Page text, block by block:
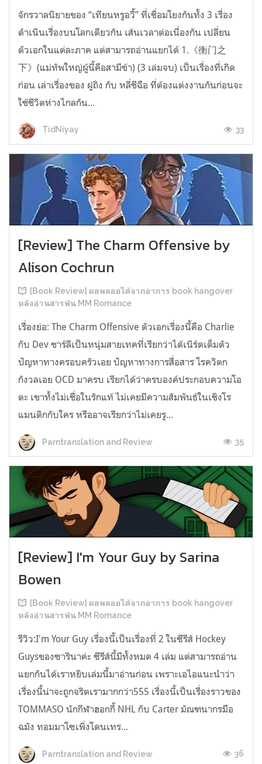
จักรวาลนิยายของ “เทียนหรูอวี้” ที่เชื่อมโยงกันทั้ง 3 เรื่อง
ดำเนินเรื่องบนโลกเดียวกัน เส้นเวลาต่อเนื่องกัน เปลี่ยน
ตัวเอกในแต่ละภาค แต่สามารถอ่านแยกได้ 1.《衡门之
下》(แม่ทัพใหญ่ผู้นี้คือสามีข้า) (3 เล่มจบ) เป็นเรื่องที่เกิด
ก่อน เล่าเรื่องของ ฝูถิง กับ หลี่ชีฉือ ที่ต้องแต่งงานกันก่อนจะ
ใช้ชีวิตห่างไกลกัน...
TidNiyay 33
[Review] The Charm Offensive by
Alison Cochrun
[Book Review] ผลพลอยได้จากอาการ book hangover
หลังอ่านสารพัน MM Romance
เรื่องย่อ: The Charm Offensive ตัวเอกเรื่องนี้คือ Charlie
กับ Dev ชาร์ลีเป็นหนุ่มสายเทคที่เรียกว่าได้เนิร์ดเต็มตัว
ปัญหาทางครอบครัวเอย ปัญหาทางการสื่อสาร โรควิตก
กังวลเอย OCD มาครบ เรียกได้ว่าครบองค์ประกอบความโอ
ตะ เขาทั้งไม่เชื่อในรักแท้ ไม่เคยมีความสัมพันธ์ในเชิงโร
แมนติกกับใคร หรืออาจเรียกว่าไม่เคยรู...
Parntranslation and Review 35
[Review] I'm Your Guy by Sarina
Bowen
[Book Review] ผลพลอยได้จากอาการ book hangover
หลังอ่านสารพัน MM Romance
รีวิว:I'm Your Guy เรื่องนี้เป็นเรื่องที่ 2 ในซีรีส์ Hockey
Guysของซารินาค่ะ ซีรีส์นี้มีทั้งหมด 4 เล่ม แต่สามารถอ่าน
แยกกันได้เราหยิบเล่มนี้มาอ่านก่อน เพราะเอไอแนะนำว่า
เรื่องนี้น่าจะถูกจริตเรามากกว่า555 เรื่องนี้เป็นเรื่องราวของ
TOMMASO นักกีฬาฮอกกี้ NHL กับ Carter มัณฑนากรมือ
ฉมัง ทอมมาโซเพิ่งโดนเทร...
Parntranslation and Review 36